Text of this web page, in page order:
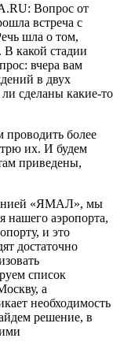
Вопрос от
встреча с
шла о том,
В какой стадии
вчера вам
в двух
сделаны какие-то
более
их. И будем
приведены,
«ЯМАЛ», мы
нашего аэропорта,
и это
достаточно
список
а
необходимость
решение, в